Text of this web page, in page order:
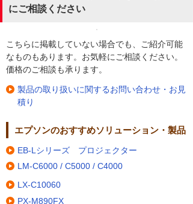
にご相談ください
こちらに掲載していない場合でも、ご紹介可能
なものもあります。お気軽にご相談ください。
価格のご相談も承ります。
製品の取り扱いに関するお問い合わせ・お見
積り
エプソンのおすすめソリューション・製品
EB-Lシリーズ プロジェクター
LM-C6000 / C5000 / C4000
LX-C10060
PX-M890FX